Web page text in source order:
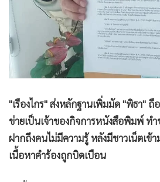
•
• ต่างประเทศ
• Special Scoop
•
เศรษฐกิจ-ธุรกิจ
• ชุมชน-คุณภาพชีวิต
• อาชญากรรม
• Motoring
• เกม
"เรืองไกร" ส่งหลักฐานเพิ่มมัด "พิธา" ถื
ข่ายเป็นเจ้าของกิจการหนังสือพิมพ์
ฝากถึงคนไม่มีความรู้ หลังมีชาวเน็ตเข้
เนื้อหาคำร้องถูกบิดเบือน